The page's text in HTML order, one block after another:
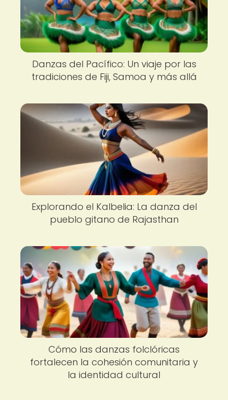
Danzas del Pacífico: Un viaje por las
tradiciones de Fiji, Samoa y más allá
Explorando el Kalbelia: La danza del
pueblo gitano de Rajasthan
Cómo las danzas folclóricas
fortalecen la cohesión comunitaria y
la identidad cultural